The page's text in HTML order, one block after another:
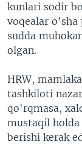
kunlari sodir
voqealar
sudda
olgan.
HRW,
tashkiloti
qo'rqmasa,
mustaqil
berishi kerak